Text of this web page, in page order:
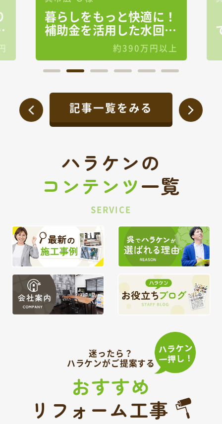
暮らしをもっと快適に！
補助金を活用した水回り
約390万円以上
記事一覧をみる
ハラケンの
コンテンツ一覧
SERVICE
迷ったら？
ハラケンがご提案する
おすすめ
リフォーム工事